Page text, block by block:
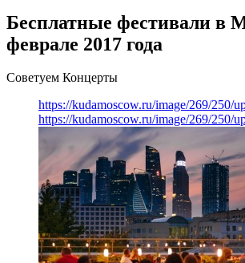
Бесплатные фестивали в
феврале 2017 года
Советуем Концерты
https://kudamoscow.ru/image/269/250/
https://kudamoscow.ru/image/269/250/